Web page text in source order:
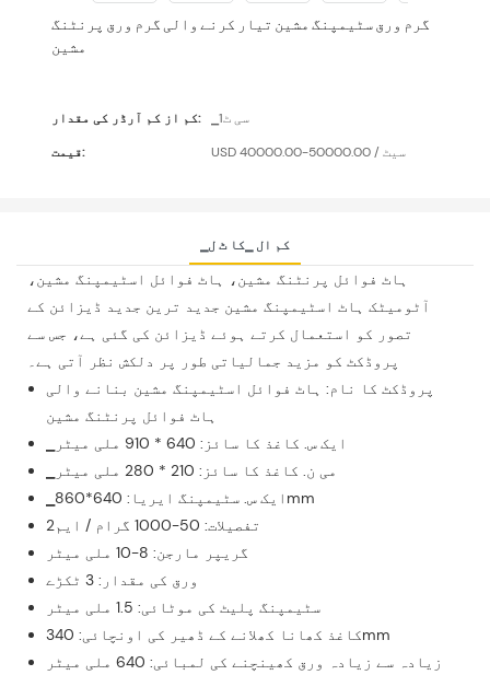
گرم ورق سٹیمپنگ مشین تیار کرنے والی گرم ورق پرنٹنگ
مشین
کم از کم آرڈر کی مقدار:
▁سی ٹ1
قیمت:
USD 40000.00-50000.00 / سیٹ
▁کم ال ▁کا ٹ ل
ہاٹ فوائل پرنٹنگ مشین، ہاٹ فوائل اسٹیمپنگ مشین،
آٹومیٹک ہاٹ اسٹیمپنگ مشین جدید ترین جدید ڈیزائن کے
تصور کو استعمال کرتے ہوئے ڈیزائن کی گئی ہے، جس سے
پروڈکٹ کو مزید جمالیاتی طور پر دلکش نظر آتی ہے۔
پروڈکٹ کا نام: ہاٹ فوائل اسٹیمپنگ مشین بنانے والی
ہاٹ فوائل پرنٹنگ مشین
▁ایک س. کاغذ کا سائز: 640 * 910 ملی میٹر
▁می ن. کاغذ کا سائز: 210 * 280 ملی میٹر
▁ایک س. سٹیمپنگ ایریا: 640*860mm
تفصیلات: 50-1000 گرام / ایم2
گریپر مارجن: 8-10 ملی میٹر
ورق کی مقدار: 3 ٹکڑے
سٹیمپنگ پلیٹ کی موٹائی: 1.5 ملی میٹر
کاغذ کھانا کھلانے کے ڈھیر کی اونچائی: 340mm
زیادہ سے زیادہ ورق کھینچنے کی لمبائی: 640 ملی میٹر